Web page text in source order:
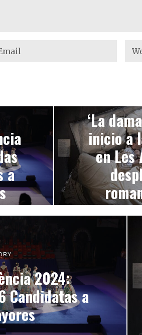
a
‘La
inicio a
en Les
2024:
Candidatas a